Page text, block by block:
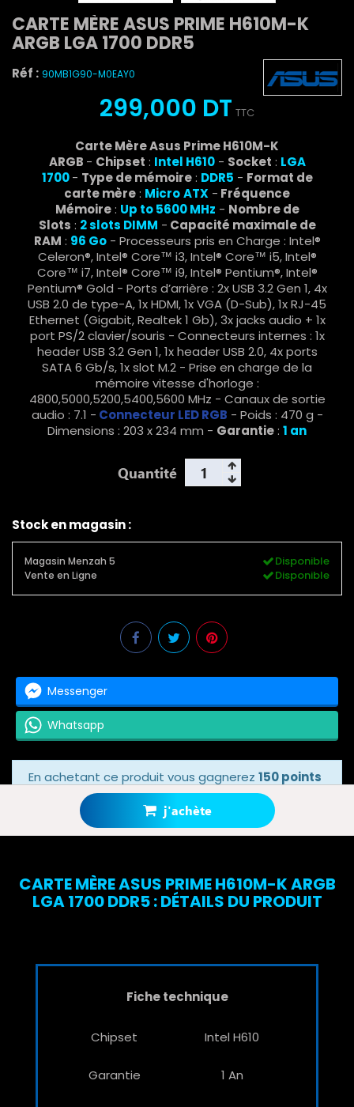
CARTE MÈRE ASUS PRIME H610M-K
ARGB LGA 1700 DDR5
Réf : 90MB1G90-M0EAY0
299,000 DT TTC
Carte Mère Asus Prime H610M-K
ARGB - Chipset : Intel H610- Socket : LGA
1700 - Type de mémoire: DDR5 - Format de
carte mère: MicroATX - Fréquence
Mémoire: Up to5600 MHz - Nombre de
Slots : 2slots DIMM - Capacité maximale de
RAM : 96 Go- Processeurs pris en Charge : Intel®
Celeron®, Intel® Core™ i3, Intel® Core™ i5, Intel®
Core™ i7, Intel® Core™ i9, Intel® Pentium®, Intel®
Pentium® Gold - Ports d’arrière : 2x USB 3.2 Gen 1, 4x
USB 2.0 de type-A, 1x HDMI, 1x VGA (D-Sub), 1x RJ-45
Ethernet (Gigabit, Realtek 1 Gb), 3x jacks audio + 1x
port PS/2 clavier/souris - Connecteurs internes : 1x
header USB 3.2 Gen 1, 1x header USB 2.0, 4x ports
SATA 6 Gb/s, 1x slot M.2 - Prise en charge de la
mémoire vitesse d'horloge :
4800,5000,5200,5400,5600 MHz - Canaux de sortie
audio : 7.1 - Connecteur LED RGB - Poids : 470 g -
Dimensions : 203 x 234 mm - Garantie: 1 an
Quantité
j'achète
Stock en magasin :
Magasin Menzah 5 Disponible
Vente en Ligne Disponible
Messenger
Whatsapp
En achetant ce produit vous gagnerez 150 points
grâce à notre programme de fidélité.
Votre panier totalisera150 points bonus.
CARTE MÈRE ASUS PRIME H610M-K ARGB
LGA 1700 DDR5 : DÉTAILS DU PRODUIT
Fiche technique
Chipset Intel H610
Garantie 1 An